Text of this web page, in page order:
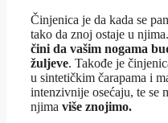
Činjenica je da kada se
tako da znoj ostaje u
čini da vašim nogama
žuljeve. Takođe je
u sintetičkim čarapama i
intenzivnije osećaju, te se
njima više znojimo.